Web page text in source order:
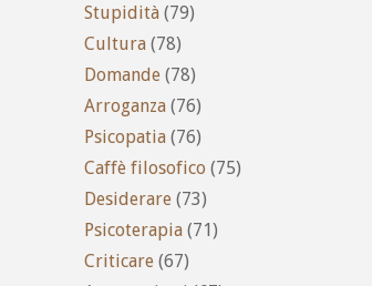
Stupidità (79)
Cultura (78)
Domande (78)
Arroganza (76)
Psicopatia (76)
Caffè filosofico (75)
Desiderare (73)
Psicoterapia (71)
Criticare (67)